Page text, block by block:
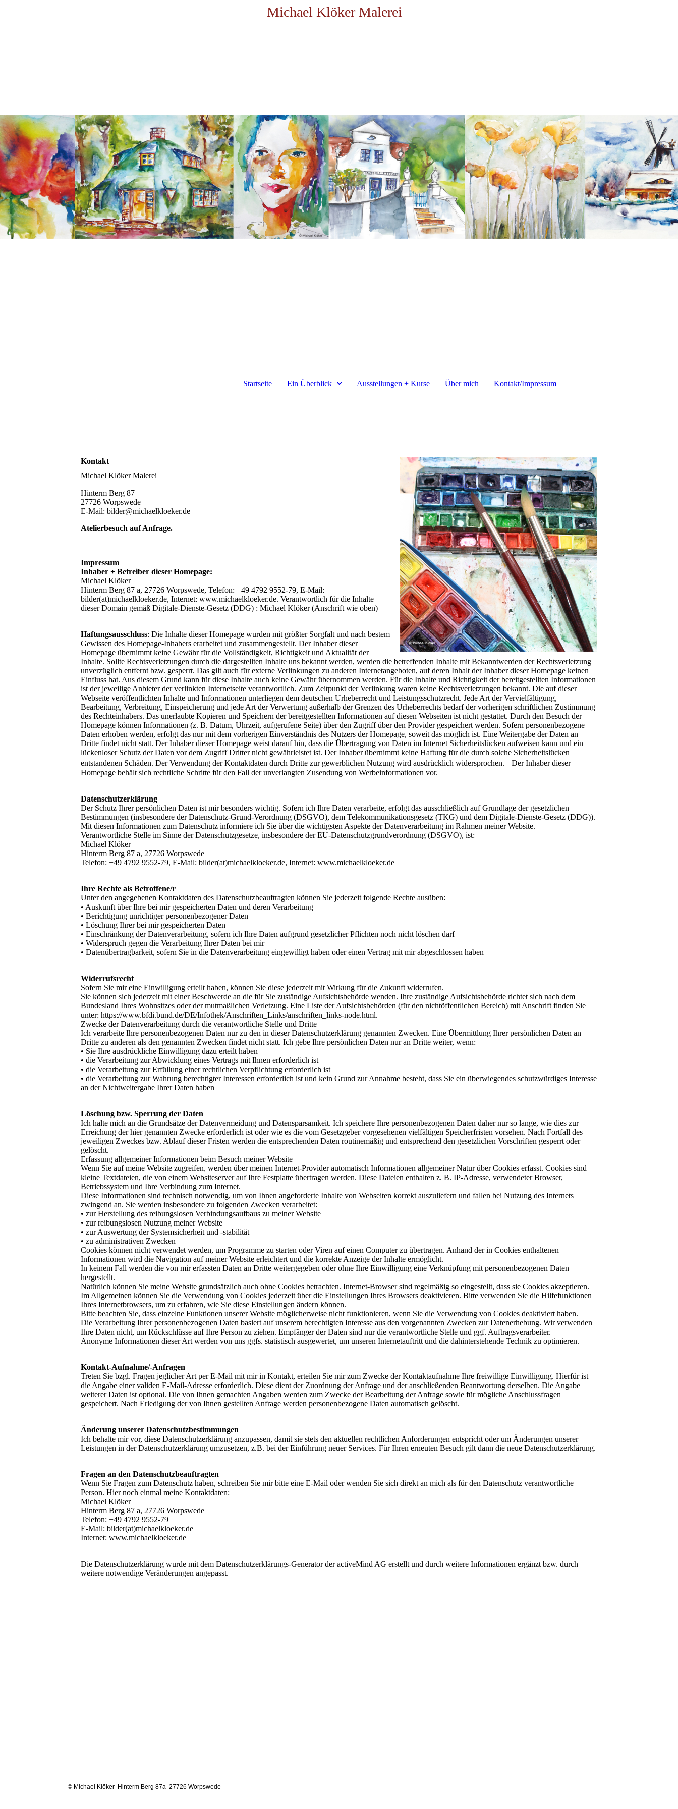
Michael Klöker Malerei
Startseite Ein Überblick Ausstellungen + Kurse Über mich Kontakt/Impressum
Kontakt
Michael Klöker Malerei
Hinterm Berg 87
27726 Worpswede
E-Mail: bilder@michaelkloeker.de
Atelierbesuch auf Anfrage.
Impressum
Inhaber + Betreiber dieser Homepage:
Michael Klöker
Hinterm Berg 87 a, 27726 Worpswede, Telefon: +49 4792 9552-79, E-Mail:
bilder(at)michaelkloeker.de, Internet: www.michaelkloeker.de. Verantwortlich für die Inhalte
dieser Domain gemäß Digitale-Dienste-Gesetz (DDG) : Michael Klöker (Anschrift wie oben)
Haftungsausschluss: Die Inhalte dieser Homepage wurden mit größter Sorgfalt und nach bestem
Gewissen des Homepage-Inhabers erarbeitet und zusammengestellt. Der Inhaber dieser
Homepage übernimmt keine Gewähr für die Vollständigkeit, Richtigkeit und Aktualität der
Inhalte. Sollte Rechtsverletzungen durch die dargestellten Inhalte uns bekannt werden, werden die betreffenden Inhalte mit Bekanntwerden der Rechtsverletzung
unverzüglich entfernt bzw. gesperrt. Das gilt auch für externe Verlinkungen zu anderen Internetangeboten, auf deren Inhalt der Inhaber dieser Homepage keinen
Einfluss hat. Aus diesem Grund kann für diese Inhalte auch keine Gewähr übernommen werden. Für die Inhalte und Richtigkeit der bereitgestellten Informationen
ist der jeweilige Anbieter der verlinkten Internetseite verantwortlich. Zum Zeitpunkt der Verlinkung waren keine Rechtsverletzungen bekannt. Die auf dieser
Webseite veröffentlichten Inhalte und Informationen unterliegen dem deutschen Urheberrecht und Leistungsschutzrecht. Jede Art der Vervielfältigung,
Bearbeitung, Verbreitung, Einspeicherung und jede Art der Verwertung außerhalb der Grenzen des Urheberrechts bedarf der vorherigen schriftlichen Zustimmung
des Rechteinhabers. Das unerlaubte Kopieren und Speichern der bereitgestellten Informationen auf diesen Webseiten ist nicht gestattet. Durch den Besuch der
Homepage können Informationen (z. B. Datum, Uhrzeit, aufgerufene Seite) über den Zugriff über den Provider gespeichert werden. Sofern personenbezogene
Daten erhoben werden, erfolgt das nur mit dem vorherigen Einverständnis des Nutzers der Homepage, soweit das möglich ist. Eine Weitergabe der Daten an
Dritte findet nicht statt. Der Inhaber dieser Homepage weist darauf hin, dass die Übertragung von Daten im Internet Sicherheitslücken aufweisen kann und ein
lückenloser Schutz der Daten vor dem Zugriff Dritter nicht gewährleistet ist. Der Inhaber übernimmt keine Haftung für die durch solche Sicherheitslücken
entstandenen Schäden. Der Verwendung der Kontaktdaten durch Dritte zur gewerblichen Nutzung wird ausdrücklich widersprochen. Der Inhaber dieser
Homepage behält sich rechtliche Schritte für den Fall der unverlangten Zusendung von Werbeinformationen vor.
Datenschutzerklärung
Der Schutz Ihrer persönlichen Daten ist mir besonders wichtig. Sofern ich Ihre Daten verarbeite, erfolgt das ausschließlich auf Grundlage der gesetzlichen
Bestimmungen (insbesondere der Datenschutz-Grund-Verordnung (DSGVO), dem Telekommunikationsgesetz (TKG) und dem Digitale-Dienste-Gesetz (DDG)).
Mit diesen Informationen zum Datenschutz informiere ich Sie über die wichtigsten Aspekte der Datenverarbeitung im Rahmen meiner Website.
Verantwortliche Stelle im Sinne der Datenschutzgesetze, insbesondere der EU-Datenschutzgrundverordnung (DSGVO), ist:
Michael Klöker
Hinterm Berg 87 a, 27726 Worpswede
Telefon: +49 4792 9552-79, E-Mail: bilder(at)michaelkloeker.de, Internet: www.michaelkloeker.de
Ihre Rechte als Betroffene/r
Unter den angegebenen Kontaktdaten des Datenschutzbeauftragten können Sie jederzeit folgende Rechte ausüben:
• Auskunft über Ihre bei mir gespeicherten Daten und deren Verarbeitung
• Berichtigung unrichtiger personenbezogener Daten
• Löschung Ihrer bei mir gespeicherten Daten
• Einschränkung der Datenverarbeitung, sofern ich Ihre Daten aufgrund gesetzlicher Pflichten noch nicht löschen darf
• Widerspruch gegen die Verarbeitung Ihrer Daten bei mir
• Datenübertragbarkeit, sofern Sie in die Datenverarbeitung eingewilligt haben oder einen Vertrag mit mir abgeschlossen haben
Widerrufsrecht
Sofern Sie mir eine Einwilligung erteilt haben, können Sie diese jederzeit mit Wirkung für die Zukunft widerrufen.
Sie können sich jederzeit mit einer Beschwerde an die für Sie zuständige Aufsichtsbehörde wenden. Ihre zuständige Aufsichtsbehörde richtet sich nach dem
Bundesland Ihres Wohnsitzes oder der mutmaßlichen Verletzung. Eine Liste der Aufsichtsbehörden (für den nichtöffentlichen Bereich) mit Anschrift finden Sie
unter: https://www.bfdi.bund.de/DE/Infothek/Anschriften_Links/anschriften_links-node.html.
Zwecke der Datenverarbeitung durch die verantwortliche Stelle und Dritte
Ich verarbeite Ihre personenbezogenen Daten nur zu den in dieser Datenschutzerklärung genannten Zwecken. Eine Übermittlung Ihrer persönlichen Daten an
Dritte zu anderen als den genannten Zwecken findet nicht statt. Ich gebe Ihre persönlichen Daten nur an Dritte weiter, wenn:
• Sie Ihre ausdrückliche Einwilligung dazu erteilt haben
• die Verarbeitung zur Abwicklung eines Vertrags mit Ihnen erforderlich ist
• die Verarbeitung zur Erfüllung einer rechtlichen Verpflichtung erforderlich ist
• die Verarbeitung zur Wahrung berechtigter Interessen erforderlich ist und kein Grund zur Annahme besteht, dass Sie ein überwiegendes schutzwürdiges Interesse
an der Nichtweitergabe Ihrer Daten haben
Löschung bzw. Sperrung der Daten
Ich halte mich an die Grundsätze der Datenvermeidung und Datensparsamkeit. Ich speichere Ihre personenbezogenen Daten daher nur so lange, wie dies zur
Erreichung der hier genannten Zwecke erforderlich ist oder wie es die vom Gesetzgeber vorgesehenen vielfältigen Speicherfristen vorsehen. Nach Fortfall des
jeweiligen Zweckes bzw. Ablauf dieser Fristen werden die entsprechenden Daten routinemäßig und entsprechend den gesetzlichen Vorschriften gesperrt oder
gelöscht.
Erfassung allgemeiner Informationen beim Besuch meiner Website
Wenn Sie auf meine Website zugreifen, werden über meinen Internet-Provider automatisch Informationen allgemeiner Natur über Cookies erfasst. Cookies sind
kleine Textdateien, die von einem Websiteserver auf Ihre Festplatte übertragen werden. Diese Dateien enthalten z. B. IP-Adresse, verwendeter Browser,
Betriebssystem und Ihre Verbindung zum Internet.
Diese Informationen sind technisch notwendig, um von Ihnen angeforderte Inhalte von Webseiten korrekt auszuliefern und fallen bei Nutzung des Internets
zwingend an. Sie werden insbesondere zu folgenden Zwecken verarbeitet:
• zur Herstellung des reibungslosen Verbindungsaufbaus zu meiner Website
• zur reibungslosen Nutzung meiner Website
• zur Auswertung der Systemsicherheit und -stabilität
• zu administrativen Zwecken
Cookies können nicht verwendet werden, um Programme zu starten oder Viren auf einen Computer zu übertragen. Anhand der in Cookies enthaltenen
Informationen wird die Navigation auf meiner Website erleichtert und die korrekte Anzeige der Inhalte ermöglicht.
In keinem Fall werden die von mir erfassten Daten an Dritte weitergegeben oder ohne Ihre Einwilligung eine Verknüpfung mit personenbezogenen Daten
hergestellt.
Natürlich können Sie meine Website grundsätzlich auch ohne Cookies betrachten. Internet-Browser sind regelmäßig so eingestellt, dass sie Cookies akzeptieren.
Im Allgemeinen können Sie die Verwendung von Cookies jederzeit über die Einstellungen Ihres Browsers deaktivieren. Bitte verwenden Sie die Hilfefunktionen
Ihres Internetbrowsers, um zu erfahren, wie Sie diese Einstellungen ändern können.
Bitte beachten Sie, dass einzelne Funktionen unserer Website möglicherweise nicht funktionieren, wenn Sie die Verwendung von Cookies deaktiviert haben.
Die Verarbeitung Ihrer personenbezogenen Daten basiert auf unserem berechtigten Interesse aus den vorgenannten Zwecken zur Datenerhebung. Wir verwenden
Ihre Daten nicht, um Rückschlüsse auf Ihre Person zu ziehen. Empfänger der Daten sind nur die verantwortliche Stelle und ggf. Auftragsverarbeiter.
Anonyme Informationen dieser Art werden von uns ggfs. statistisch ausgewertet, um unseren Internetauftritt und die dahinterstehende Technik zu optimieren.
Kontakt-Aufnahme/-Anfragen
Treten Sie bzgl. Fragen jeglicher Art per E-Mail mit mir in Kontakt, erteilen Sie mir zum Zwecke der Kontaktaufnahme Ihre freiwillige Einwilligung. Hierfür ist
die Angabe einer validen E-Mail-Adresse erforderlich. Diese dient der Zuordnung der Anfrage und der anschließenden Beantwortung derselben. Die Angabe
weiterer Daten ist optional. Die von Ihnen gemachten Angaben werden zum Zwecke der Bearbeitung der Anfrage sowie für mögliche Anschlussfragen
gespeichert. Nach Erledigung der von Ihnen gestellten Anfrage werden personenbezogene Daten automatisch gelöscht.
Änderung unserer Datenschutzbestimmungen
Ich behalte mir vor, diese Datenschutzerklärung anzupassen, damit sie stets den aktuellen rechtlichen Anforderungen entspricht oder um Änderungen unserer
Leistungen in der Datenschutzerklärung umzusetzen, z.B. bei der Einführung neuer Services. Für Ihren erneuten Besuch gilt dann die neue Datenschutzerklärung.
Fragen an den Datenschutzbeauftragten
Wenn Sie Fragen zum Datenschutz haben, schreiben Sie mir bitte eine E-Mail oder wenden Sie sich direkt an mich als für den Datenschutz verantwortliche
Person. Hier noch einmal meine Kontaktdaten:
Michael Klöker
Hinterm Berg 87 a, 27726 Worpswede
Telefon: +49 4792 9552-79
E-Mail: bilder(at)michaelkloeker.de
Internet: www.michaelkloeker.de
Die Datenschutzerklärung wurde mit dem Datenschutzerklärungs-Generator der activeMind AG erstellt und durch weitere Informationen ergänzt bzw. durch
weitere notwendige Veränderungen angepasst.
© Michael Klöker Hinterm Berg 87a 27726 Worpswede